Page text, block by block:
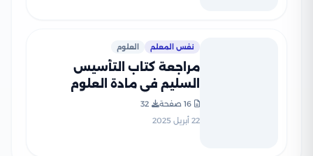
نفس المعلم العلوم
مراجعة كتاب التأسيس
السليم في مادة العلوم
لرابعة ابتدائي على مقرر شهر
أبريل 2025 بصيغة PDF
16 صفحة
32
22 أبريل 2025